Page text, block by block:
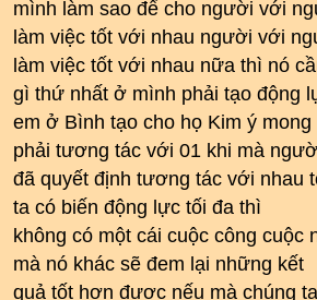
mình làm sao để cho người với
làm việc tốt với nhau người với
làm việc tốt với nhau nữa thì nó
gì thứ nhất ở mình phải tạo động
em ở Bình tạo cho họ Kim ý mong
phải tương tác với 01 khi mà
đã quyết định tương tác với nhau
ta có biến động lực tối đa thì
không có một cái cuộc công cuộc
mà nó khác sẽ đem lại những kết
quả tốt hơn được nếu mà chúng